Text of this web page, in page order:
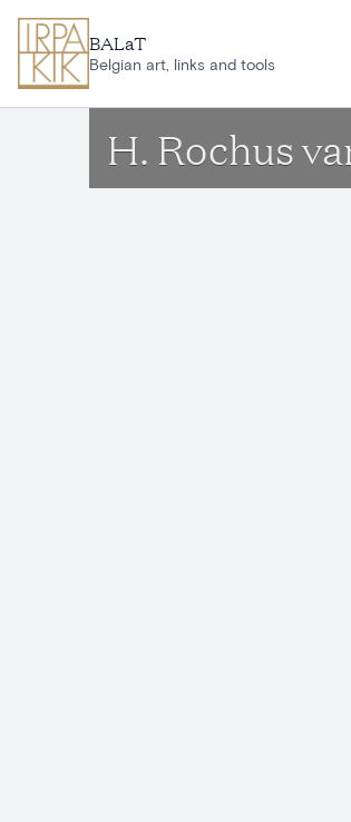
BALaT
Belgian art, links and tools
H. Rochus